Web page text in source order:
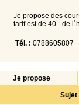
Je propose des
tarif est de 40.- de
Tél. : 0788605807
Je propose